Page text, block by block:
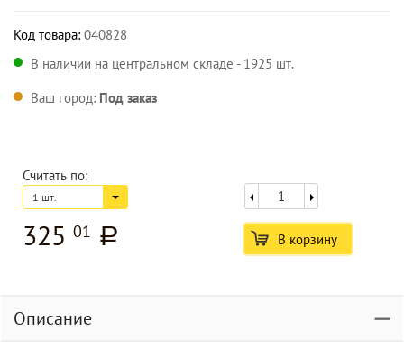
Код товара: 040828
В наличии на центральном складе - 1925 шт.
Ваш город: Под заказ
Считать по:
1 шт.
325 01 a В корзину
Описание